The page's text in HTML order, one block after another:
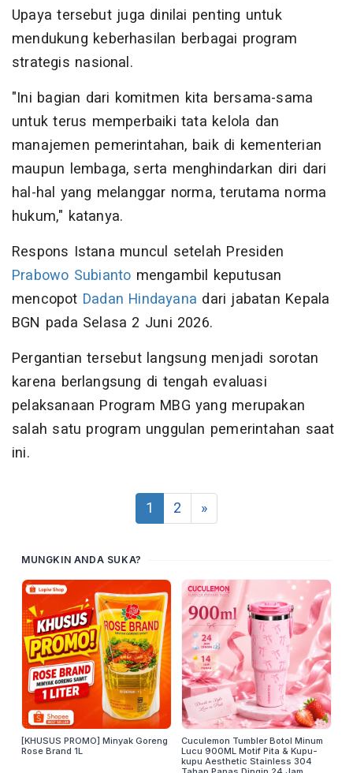
Upaya tersebut juga dinilai penting untuk
mendukung keberhasilan berbagai program
strategis nasional.
"Ini bagian dari komitmen kita bersama-sama
untuk terus memperbaiki tata kelola dan
manajemen pemerintahan, baik di kementerian
maupun lembaga, serta menghindarkan diri dari
hal-hal yang melanggar norma, terutama norma
hukum," katanya.
Respons Istana muncul setelah Presiden
Prabowo Subianto mengambil keputusan
mencopot Dadan Hindayana dari jabatan Kepala
BGN pada Selasa 2 Juni 2026.
Pergantian tersebut langsung menjadi sorotan
karena berlangsung di tengah evaluasi
pelaksanaan Program MBG yang merupakan
salah satu program unggulan pemerintahan saat
ini.
1 2 »